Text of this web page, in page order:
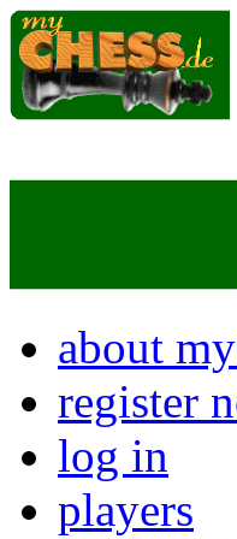
about
register
log in
players